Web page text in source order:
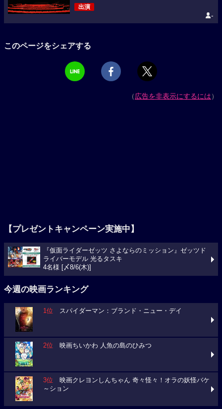
出演
-
このページをシェアする
（広告を非表示にするには）
【プレゼントキャンペーン実施中】
『仮面ライダーゼッツ さよならのミッション』ゼッツド
ライバーモデル 光るタスキ
4名様 [〆8/6(木)]
今週の映画ランキング
1位 スパイダーマン：ブランド・ニュー・デイ
2位 映画ちいかわ 人魚の島のひみつ
3位 映画クレヨンしんちゃん 奇々怪々！オラの妖怪バケ
～ション